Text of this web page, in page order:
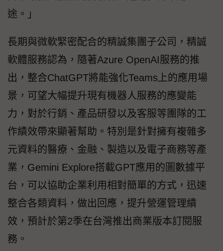
途。」
長期與微軟緊密配合的精誠集團子公司，精誠
軟體服務認為，隨著Azure OpenAI服務的推
出，整合ChatGPT將能強化Teams上的應用場
景，可望大幅提升現有機器人服務的應變能
力，對於行銷、產品研發以及客服等團隊的工
作績效帶來顯著幫助。特別是針對擁有複雜多
元資料的醫療、金融、製造以及電子商務等產
業，Gemini Explore搭載GPT應用的圖數據平
台，可以協助企業利用相對簡單的方式，迅速
整合各類資料，做出回應，提升營運管理績
效，預計於第2季在台灣推出商業版本訂閱服
務。